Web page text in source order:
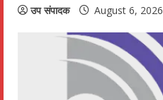
उप संपादक August 6, 2026